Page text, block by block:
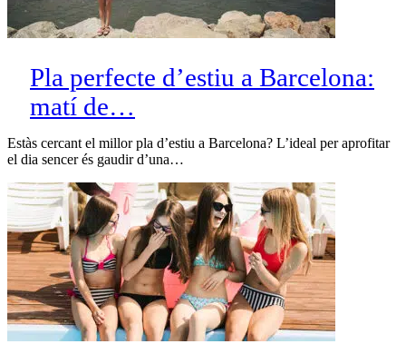
Pla perfecte d’estiu a Barcelona:
matí de…
Estàs cercant el millor pla d’estiu a Barcelona? L’ideal per aprofitar
el dia sencer és gaudir d’una…